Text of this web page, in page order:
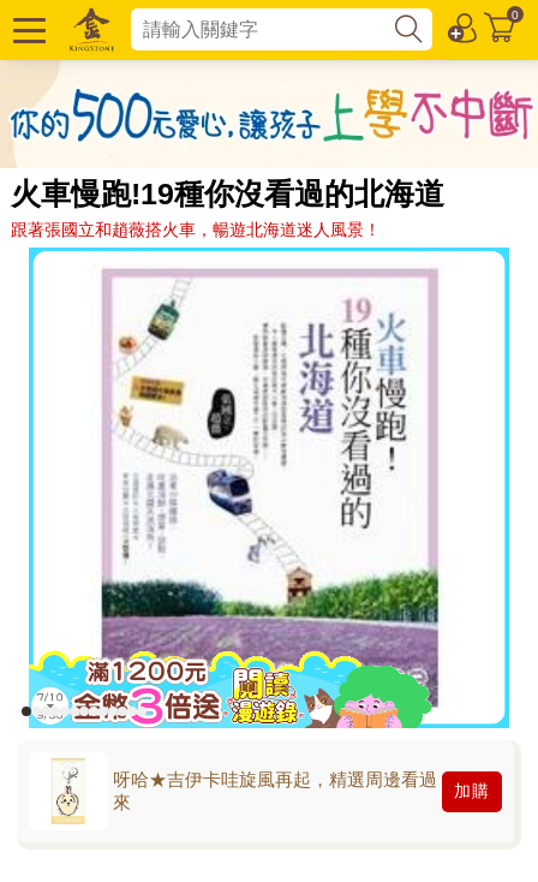
0
火車慢跑!19種你沒看過的北海道
跟著張國立和趙薇搭火車，暢遊北海道迷人風景！
呀哈★吉伊卡哇旋風再起，精選周邊看過
來
加購